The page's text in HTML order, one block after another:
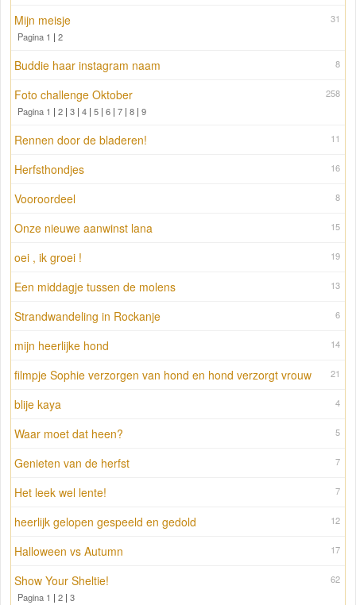
31
Mijn meisje
Pagina 1 | 2
8
Buddie haar instagram naam
258
Foto challenge Oktober
Pagina 1 | 2 | 3 | 4 | 5 | 6 | 7 | 8 | 9
11
Rennen door de bladeren!
16
Herfsthondjes
8
Vooroordeel
15
Onze nieuwe aanwinst lana
19
oei , ik groei !
13
Een middagje tussen de molens
6
Strandwandeling in Rockanje
14
mijn heerlijke hond
21
filmpje Sophie verzorgen van hond en hond verzorgt vrouw
4
blije kaya
5
Waar moet dat heen?
7
Genieten van de herfst
7
Het leek wel lente!
12
heerlijk gelopen gespeeld en gedold
17
Halloween vs Autumn
62
Show Your Sheltie!
Pagina 1 | 2 | 3